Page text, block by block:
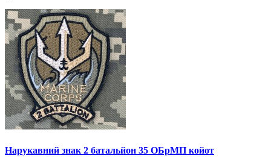
Нарукавний знак 2 батальйон 35 ОБрМП койот